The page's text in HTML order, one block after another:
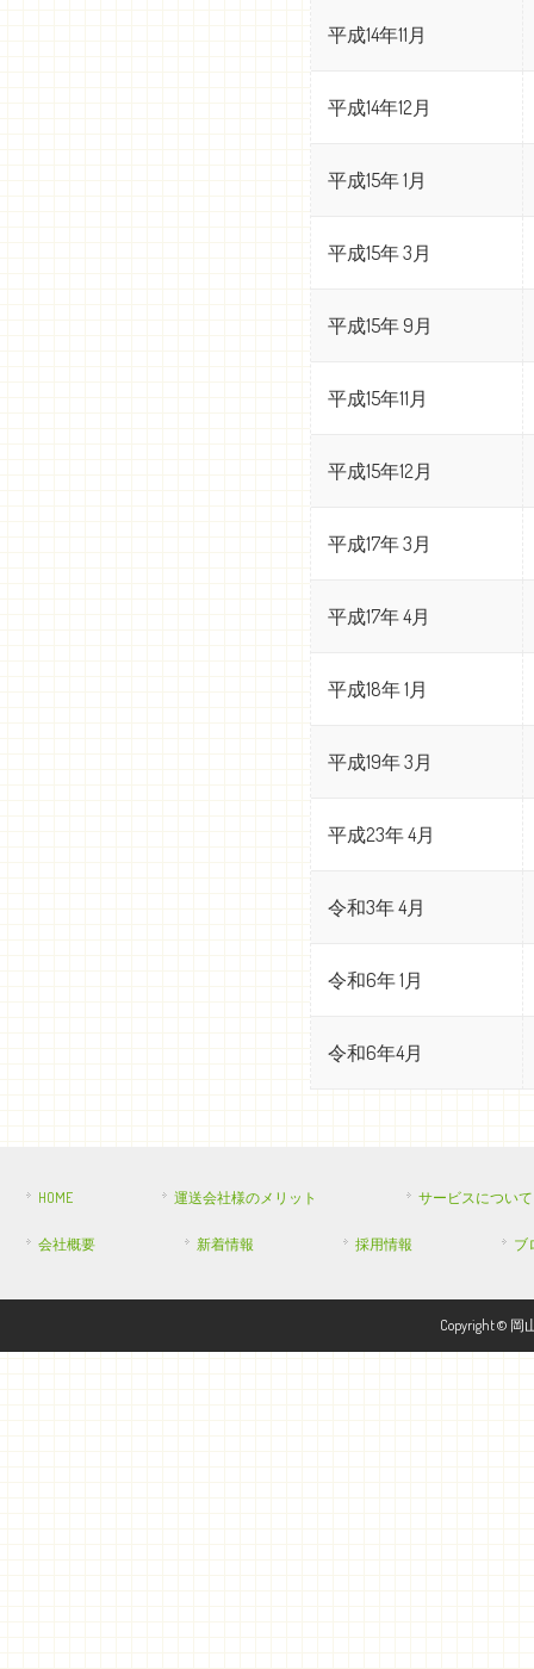
平成14年11月
平成14年12月
平成15年 1月
平成15年 3月
平成15年 9月
平成15年11月
平成15年12月
平成17年 3月
平成17年 4月
平成18年 1月
平成19年 3月
平成23年 4月
令和3年 4月
令和6年 1月
令和6年4月
HOME 運送会社様のメリット サービスについて
会社概要 新着情報 採用情報 ブ
Copyright © 岡